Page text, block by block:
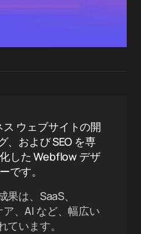
ウェブサイトの開
、および SEO を専
した Webflow デザ
です。
は、SaaS、
、AI など、幅広い
ています。